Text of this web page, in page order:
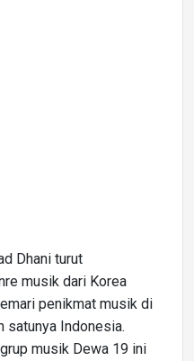
Dhani turut
musik dari Korea
penikmat musik di
satunya Indonesia.
musik Dewa 19 ini